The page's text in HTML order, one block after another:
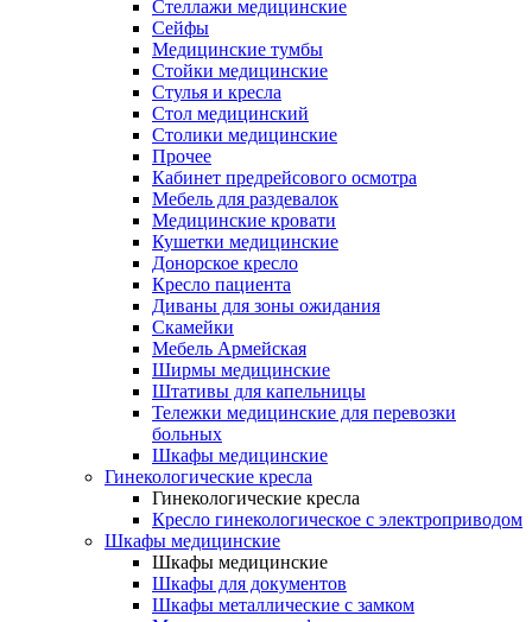
Стеллажи медицинские
Сейфы
Медицинские тумбы
Стойки медицинские
Cтулья и кресла
Стол медицинский
Столики медицинские
Прочее
Кабинет предрейсового осмотра
Мебель для раздевалок
Медицинские кровати
Кушетки медицинские
Донорское кресло
Кресло пациента
Диваны для зоны ожидания
Скамейки
Мебель Армейская
Ширмы медицинские
Штативы для капельницы
Тележки медицинские для перевозки
больных
Шкафы медицинские
Гинекологические кресла
Гинекологические кресла
Кресло гинекологическое с электроприводом
Шкафы медицинские
Шкафы медицинские
Шкафы для документов
Шкафы металлические с замком